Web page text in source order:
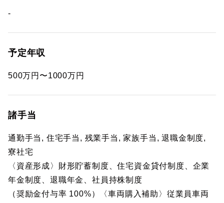
-
予定年収
500万円〜1000万円
諸手当
通勤手当, 住宅手当, 残業手当, 家族手当, 退職金制度,
寮社宅
〈資産形成〉財形貯蓄制度、住宅資金貸付制度、企業
年金制度、退職年金、社員持株制度
（奨励金付与率 100%）〈車両購入補助〉従業員車両